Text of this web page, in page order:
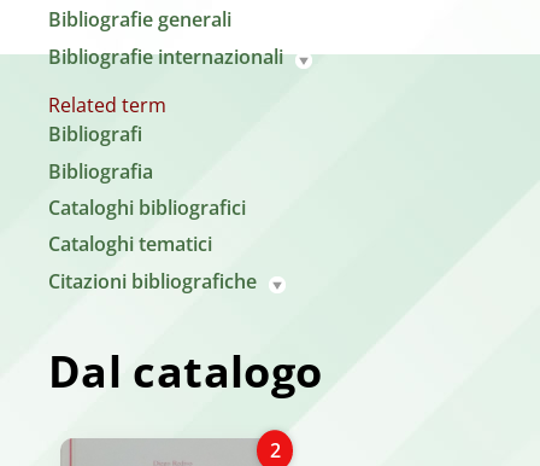
Bibliografie generali
Bibliografie internazionali
Related term
Bibliografi
Bibliografia
Cataloghi bibliografici
Cataloghi tematici
Citazioni bibliografiche
Dal catalogo
2